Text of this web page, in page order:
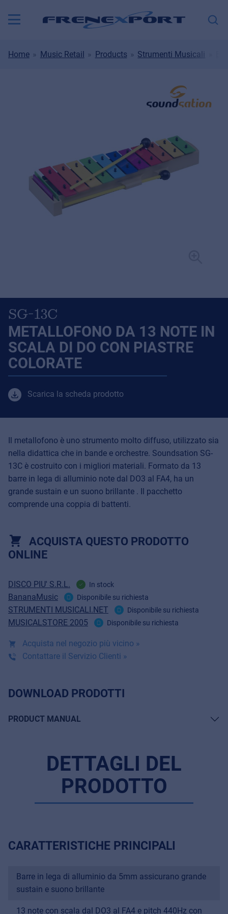
Music Retail
For Music retailers | Musicians & bands |
Home Music Retail Products Strumenti Musicali
SG-13C
METALLOFONO DA 13 NOTE IN
SCALA DI DO CON PIASTRE
COLORATE
Scarica la scheda prodotto
Il metallofono è uno strumento molto diffuso, utilizzato sia
nella didattica che in bande e orchestre. Soundsation SG-
13C è costruito con i migliori materiali. Formato da 13
barre in lega di alluminio note dal DO3 al FA4, ha un
grande sustain e un suono brillante . Il pacchetto
comprende una coppia di battenti.
ACQUISTA QUESTO PRODOTTO
ONLINE
DISCO PIU' S.R.L. In stock
BananaMusic Disponibile su richiesta
STRUMENTI MUSICALI.NET Disponibile su richiesta
MUSICALSTORE 2005 Disponibile su richiesta
Acquista nel negozio più vicino »
Contattare il Servizio Clienti »
DOWNLOAD PRODOTTI
PRODUCT MANUAL
DETTAGLI DEL
PRODOTTO
CARATTERISTICHE PRINCIPALI
Barre in lega di alluminio da 5mm assicurano grande
sustain e suono brillante
13 note con scala dal DO3 al FA4 e pitch 440Hz con